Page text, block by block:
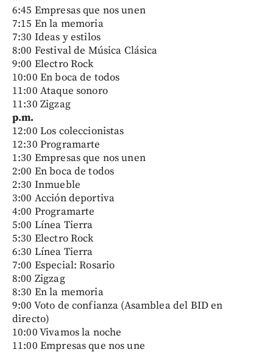
6:45 Empresas que nos unen
7:15 En la memoria
7:30 Ideas y estilos
8:00 Festival de Música Clásica
9:00 Electro Rock
10:00 En boca de todos
11:00 Ataque sonoro
11:30 Zigzag
p.m.
12:00 Los coleccionistas
12:30 Programarte
1:30 Empresas que nos unen
2:00 En boca de todos
2:30 Inmueble
3:00 Acción deportiva
4:00 Programarte
5:00 Línea Tierra
5:30 Electro Rock
6:30 Línea Tierra
7:00 Especial: Rosario
8:00 Zigzag
8:30 En la memoria
9:00 Voto de confianza (Asamblea del BID en
directo)
10:00 Vivamos la noche
11:00 Empresas que nos une